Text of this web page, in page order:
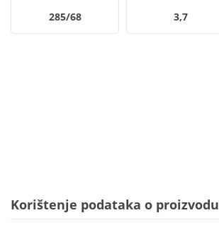
285/68 3,7
Korištenje podataka o proizvodu